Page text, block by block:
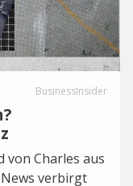
BusinessInsider
von Charles aus
verbirgt